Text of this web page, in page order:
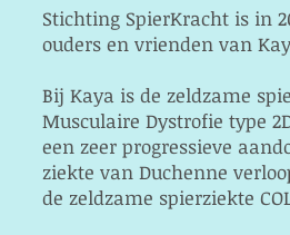
Stichting SpierKracht is in
ouders en vrienden van
Bij Kaya is de zeldzame
Musculaire Dystrofie type
een zeer progressieve
ziekte van Duchenne
de zeldzame spierziekte